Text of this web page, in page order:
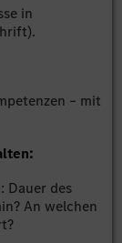
in
– mit
Dauer des
An welchen